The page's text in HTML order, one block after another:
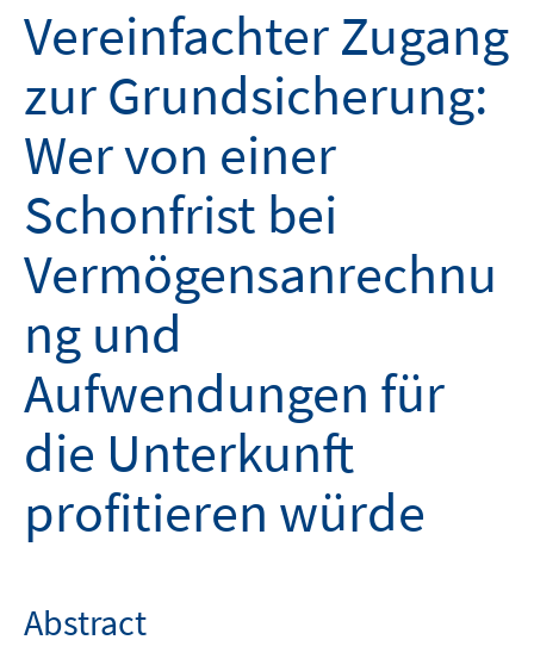
Vereinfachter Zugang
zur Grundsicherung:
Wer von einer
Schonfrist bei
Vermögensanrechnu
ng und
Aufwendungen für
die Unterkunft
profitieren würde
Abstract